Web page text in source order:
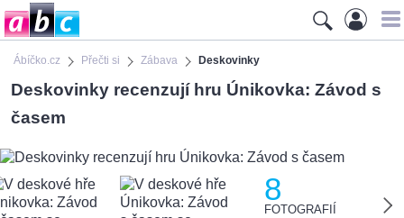
Ábíčko.cz Přečti si Zábava Deskovinky
Deskovinky recenzují hru Únikovka: Závod s
časem
8
FOTOGRAFIÍ